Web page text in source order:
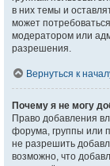
в них темы и
может
модератором или
разрешения.
Вернуться к
Почему я не могу
Право добавления
форума, группы или
не разрешить
возможно, что